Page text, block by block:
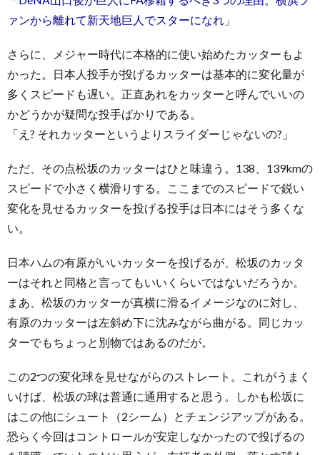
ァンから離れて新天地巨人でスターになれ」
さらに、メジャー時代に本格的に使い始めたカッターもよ
かった。日本人投手が投げるカッターは基本的に変化量が
多くスピードも遅い。正直あれをカッターと呼んでいいの
かどうかが疑問な投手ばかりである。
「え? それカッターというよりスライダーじゃないの?」
ただ、その点松坂のカッターはひと味違う。138、139kmの
スピードで小さく横滑りする。ここまでのスピードで鋭い
変化を見せるカッターを投げる投手は日本にはそう多くな
い。
日本ハムの有原がいいカッターを投げるが、松坂のカッタ
ーはそれと同格と言ってもいいくらいではないだろうか。
まあ、松坂のカッターが真横に滑るイメージなのに対し、
有原のカッターは左斜め下に沈みながら曲がる。同じカッ
ターでもちょっと別物ではあるのだが。
この2つの変化球を見せながらのストレート。これがうまく
いけば、松坂の球は普通に通用すると思う。しかも松坂に
はこの他にシュート（2シーム）とチェンジアップがある。
恐らく今回はコントロールが安定しなかったので投げるの